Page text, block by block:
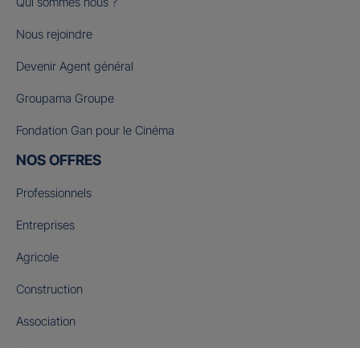
Nous rejoindre
Devenir Agent général
Groupama Groupe
Fondation Gan pour le Cinéma
NOS OFFRES
Professionnels
Entreprises
Agricole
Construction
Association